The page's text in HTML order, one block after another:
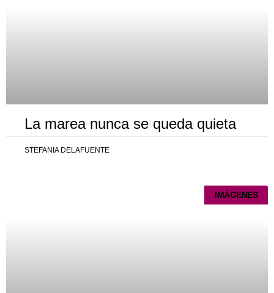
La marea nunca se queda quieta
STEFANIA DELAFUENTE
IMÁGENES